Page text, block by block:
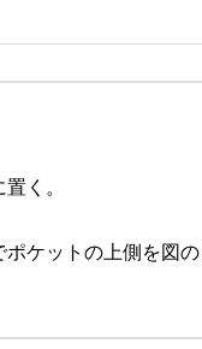
く。
ケットの上側を図